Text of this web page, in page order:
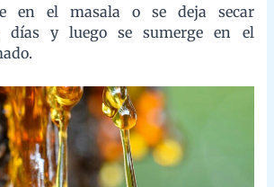
el ámbar, la mirra, el incienso y el
de un árbol) se utilizan en el incienso
su fragancia distintiva al incienso.
como la goma arábiga, pueden usarse
el agente aglutinante no tenga fragancia
tiene un interés particular para los
posiblemente a través de su